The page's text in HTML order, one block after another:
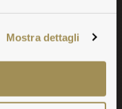
Mostra dettagli